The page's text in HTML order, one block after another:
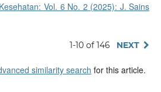
Vol. 6 No. 2 (2025): J. Sains
1-10 of 146 NEXT
similarity search for this article.